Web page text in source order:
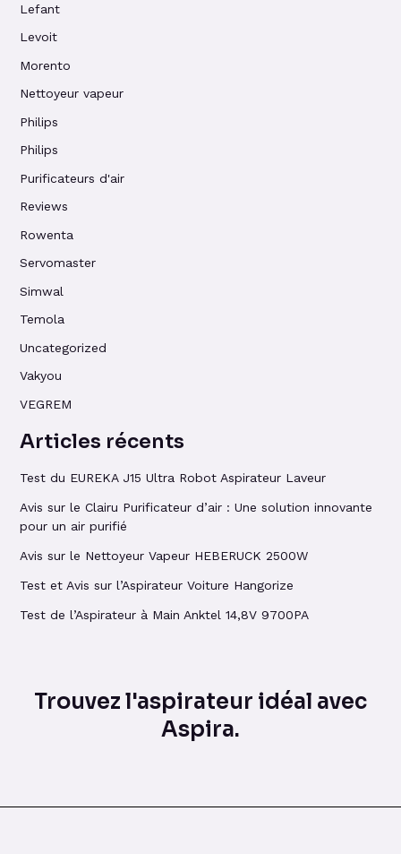
Lefant
Levoit
Morento
Nettoyeur vapeur
Philips
Philips
Purificateurs d'air
Reviews
Rowenta
Servomaster
Simwal
Temola
Uncategorized
Vakyou
VEGREM
Articles récents
Test du EUREKA J15 Ultra Robot Aspirateur Laveur
Avis sur le Clairu Purificateur d’air : Une solution innovante
pour un air purifié
Avis sur le Nettoyeur Vapeur HEBERUCK 2500W
Test et Avis sur l’Aspirateur Voiture Hangorize
Test de l’Aspirateur à Main Anktel 14,8V 9700PA
Trouvez l'aspirateur idéal avec
Aspira.